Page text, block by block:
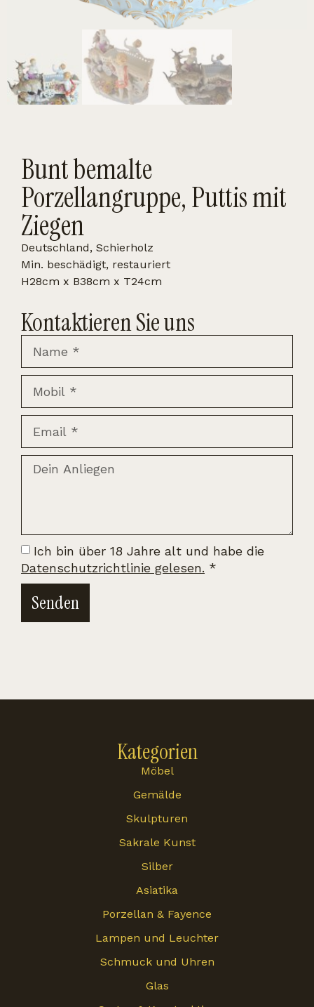
Bunt bemalte
Porzellangruppe, Puttis mit
Ziegen
Deutschland, Schierholz
Min. beschädigt, restauriert
H28cm x B38cm x T24cm
Kontaktieren Sie uns
Ich bin über 18 Jahre alt und habe die
Datenschutzrichtlinie gelesen. *
Senden
Kategorien
Möbel
Gemälde
Skulpturen
Sakrale Kunst
Silber
Asiatika
Porzellan & Fayence
Lampen und Leuchter
Schmuck und Uhren
Glas